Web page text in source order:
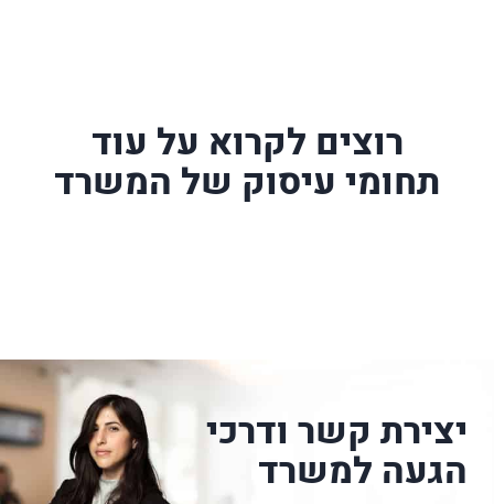
רוצים לקרוא על עוד
תחומי עיסוק של המשרד
יצירת קשר ודרכי
הגעה למשרד